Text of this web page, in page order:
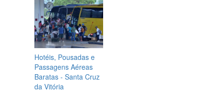
Hotéis, Pousadas e
Passagens Aéreas
Baratas - Santa Cruz
da Vitória